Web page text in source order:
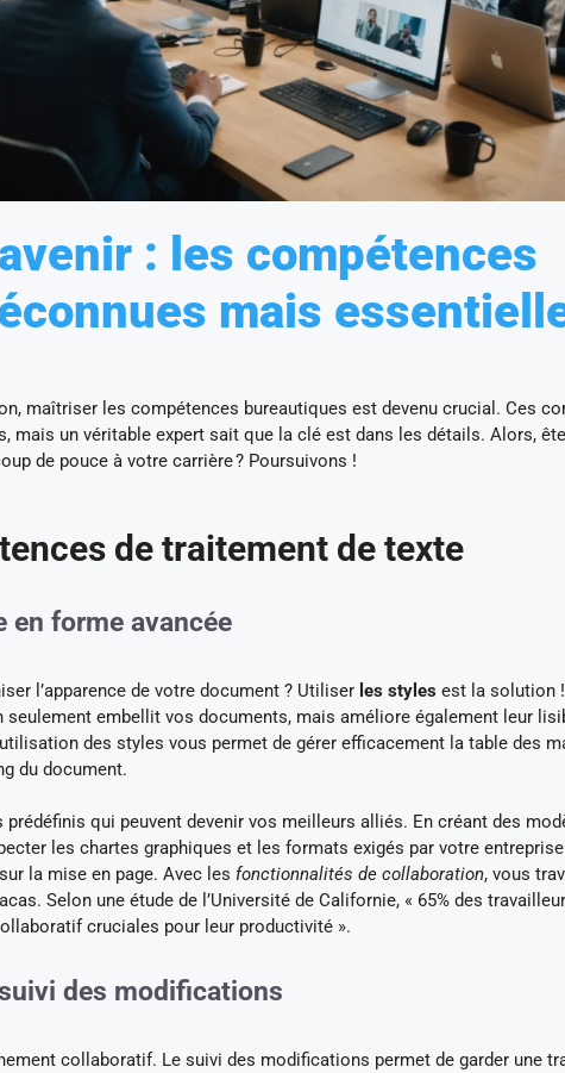
: les compétences
mais
maîtriser les compétences bureautiques est devenu crucial. Ces
mais un véritable expert sait que la clé est dans les détails. Alors,
de pouce à votre carrière ? Poursuivons !
de traitement de texte
en forme avancée
l’apparence de votre document ? Utiliser les styles est la solution
embellit vos documents, mais améliore également leur
des styles vous permet de gérer efficacement la table des
du document.
qui peuvent devenir vos meilleurs alliés. En créant des
les chartes graphiques et les formats exigés par votre
la mise en page. Avec les fonctionnalités de collaboration, vous
Selon une étude de l’Université de Californie, « 65% des
cruciales pour leur productivité ».
des modifications
collaboratif. Le suivi des modifications permet de garder une